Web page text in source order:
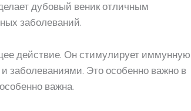
дубовый веник отличным
заболеваний.
действие. Он стимулирует иммунную
заболеваниями. Это особенно важно в
важна.